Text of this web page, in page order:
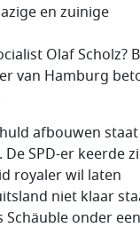
en zuinige
Olaf Scholz?
van Hamburg
afbouwen
SPD-er keerde
royaler wil laten
niet klaar
Schäuble onder een